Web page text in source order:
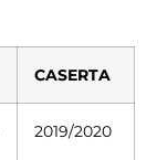
CASERTA
2019/2020